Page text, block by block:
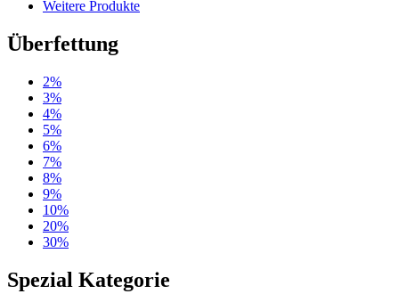
Weitere Produkte
Überfettung
2%
3%
4%
5%
6%
7%
8%
9%
10%
20%
30%
Spezial Kategorie